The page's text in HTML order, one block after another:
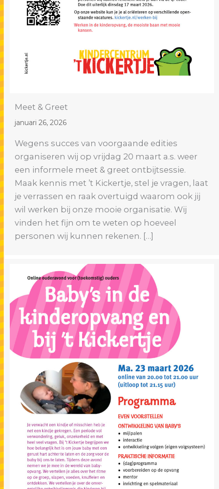
Meet & Greet
januari 26, 2026
Wegens succes van voorgaande edities
organiseren wij op vrijdag 20 maart a.s. weer
een informele meet & greet ontbijtsessie.
Maak kennis met ’t Kickertje, stel je vragen, laat
je verrassen en raak overtuigd waarom ook jij
wil werken bij onze mooie organisatie. Wij
vinden het fijn om te weten op hoeveel
personen wij kunnen rekenen. […]